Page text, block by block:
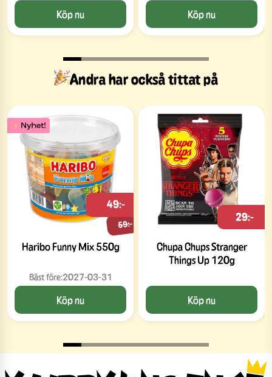
Köp nu Köp nu
Andra har också tittat på
Haribo Funny Mix 550g
59:-
49:-
Bäst före:2027-03-31
Köp nu
Chupa Chups Stranger
Things Up 120g
29:-
Köp nu